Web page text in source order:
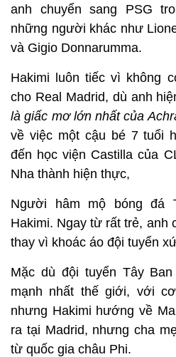
anh chuyển sang PSG
những người khác như
và Gigio Donnarumma.
Hakimi luôn tiếc vì không
cho Real Madrid, dù anh
là giấc mơ lớn nhất của
về việc một cậu bé 7 tuổi
đến học viện Castilla của
Nha thành hiện thực,
Người hâm mộ bóng đá
Hakimi. Ngay từ rất trẻ, anh
thay vì khoác áo đội tuyển
Mặc dù đội tuyển Tây
mạnh nhất thế giới, với
nhưng Hakimi hướng về
ra tại Madrid, nhưng cha
từ quốc gia châu Phi.